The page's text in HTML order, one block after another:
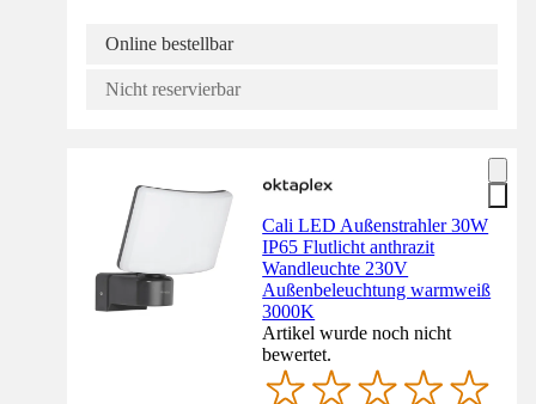
Online bestellbar
Nicht reservierbar
Cali LED Außenstrahler 30W
IP65 Flutlicht anthrazit
Wandleuchte 230V
Außenbeleuchtung warmweiß
3000K
Artikel wurde noch nicht
bewertet.